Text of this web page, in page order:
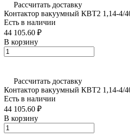
Рассчитать доставку
Контактор вакуумный КВТ2 1,14-4/
Есть в наличии
44 105.60 ₽
В корзину
Рассчитать доставку
Контактор вакуумный КВТ2 1,14-
Есть в наличии
44 105.60 ₽
В корзину